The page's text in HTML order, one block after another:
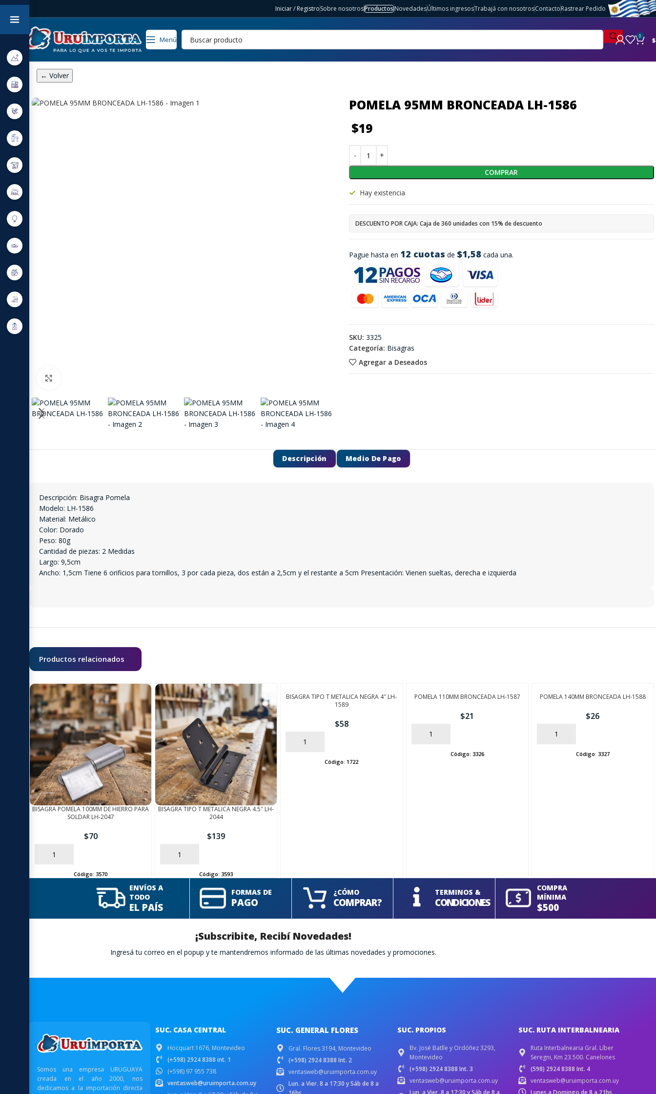
Iniciar / RegistroSobre nosotrosProductosNovedadesÚltimos ingresosTrabajá con nosotrosContactoRastrear Pedido
Menú 0 $
← Volver
POMELA 95MM BRONCEADA LH-1586
$19
Pague hasta en 12 cuotas de $1,58cada una.
Hay existencia
DESCUENTO POR CAJA: Caja de 360 unidades con 15% de descuento
COMPRAR
Agregar a Deseados
SKU: 3325
Categoría: Bisagras
Descripción Medio De Pago
Descripción: Bisagra Pomela
Modelo: LH-1586
Material: Metálico
Color: Dorado
Peso: 80g
Cantidad de piezas: 2 Medidas
Largo: 9,5cm
Ancho: 1,5cm Tiene 6 orificios para tornillos, 3 por cada pieza, dos están a 2,5cm y el restante a 5cm Presentación: Vienen sueltas, derecha e izquierda
Productos relacionados
BISAGRA POMELA 100MM DE HIERRO PARA
SOLDAR LH-2047
$70
AÑADIR
Código:3570
BISAGRA TIPO T METALICA NEGRA 4.5″ LH-
2044
$139
AÑADIR
Código:3593
BISAGRA TIPO T METALICA NEGRA 4″ LH-
1589
$58
AÑADIR
Código:1722
POMELA 110MM BRONCEADA LH-1587
$21
AÑADIR
Código: 3326
POMELA 140MM BRONCEADA LH-1588
$26
AÑADIR
Código: 3327
ENVÍOS A
TODO
EL PAÍS
FORMAS DE
PAGO
¿CÓMO
COMPRAR?
TERMINOS &
CONDICIONES
COMPRA
MÍNIMA
$500
¡Subscribite, Recibí Novedades!
Ingresá tu correo en el popup y te mantendremos informado de las últimas novedades y promociones.
Somos una empresa URUGUAYA
creada en el año 2000, nos
dedicamos a la importación directa
SUC. CASA CENTRAL
Hocquart 1676, Montevideo
(+598) 2924 8388 int. 1
(+598) 97 955 738
ventasweb@uruimporta.com.uy
SUC. GENERAL FLORES
Gral. Flores 3194, Montevideo
(+598) 2924 8388 Int. 2
ventasweb@uruimporta.com.uy
Lun. a Vier. 8 a 17:30 y Sáb de 8 a
SUC. PROPIOS
Bv. José Batlle y Ordóñez 3293,
Montevideo
(+598) 2924 8388 Int. 3
ventasweb@uruimporta.com.uy
Lun. a Vier. 8 a 17:30 y Sáb de 8 a
SUC. RUTA INTERBALNEARIA
Ruta Interbalnearia Gral. Líber
Seregni, Km 23.500. Canelones
(598) 2924 8388 Int. 4
ventasweb@uruimporta.com.uy
Lunes a Domingo de 8 a 21hs.